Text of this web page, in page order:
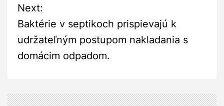
s
t
n
Next:
Baktérie v septikoch prispievajú k
udržateľným postupom nakladania s
domácim odpadom.